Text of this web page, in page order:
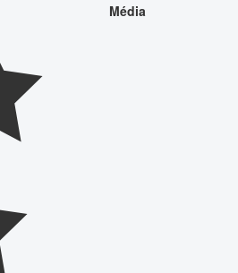
Média